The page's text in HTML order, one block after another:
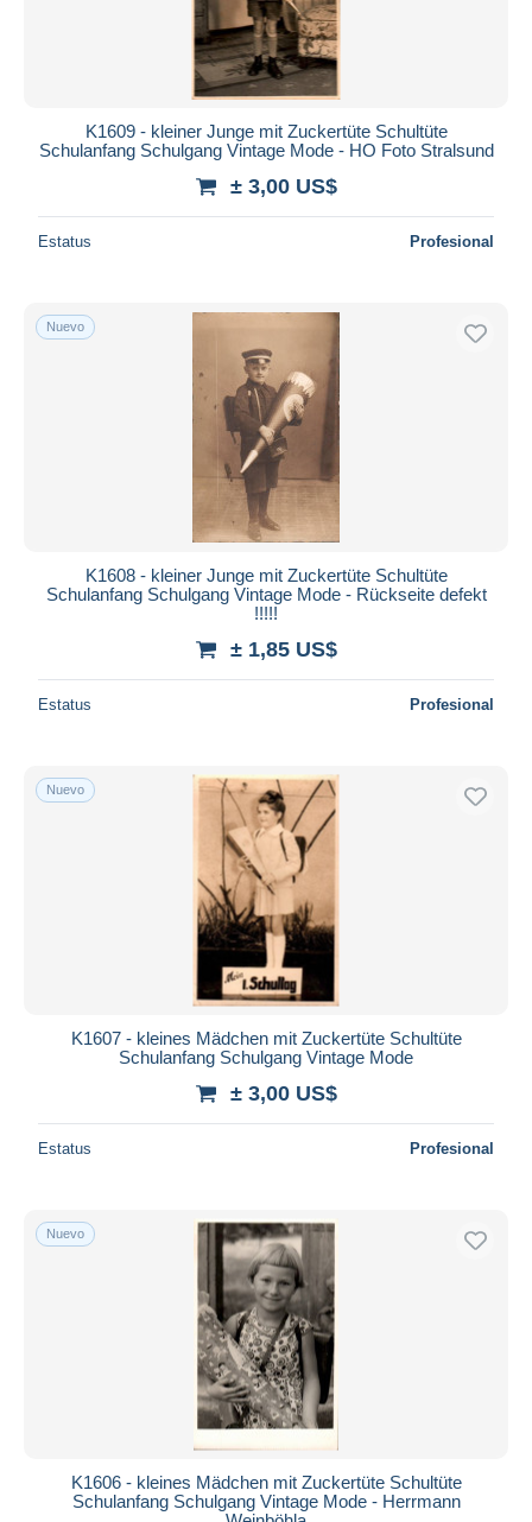
K1609 - kleiner Junge mit Zuckertüte Schultüte
Schulanfang Schulgang Vintage Mode - HO Foto Stralsund
± 3,00 US$
Estatus Profesional
Nuevo
K1608 - kleiner Junge mit Zuckertüte Schultüte
Schulanfang Schulgang Vintage Mode - Rückseite defekt
!!!!!
± 1,85 US$
Estatus Profesional
Nuevo
K1607 - kleines Mädchen mit Zuckertüte Schultüte
Schulanfang Schulgang Vintage Mode
± 3,00 US$
Estatus Profesional
Nuevo
K1606 - kleines Mädchen mit Zuckertüte Schultüte
Schulanfang Schulgang Vintage Mode - Herrmann